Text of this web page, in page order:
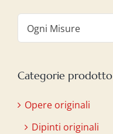
Ogni Misure
Categorie prodotto
Opere originali
Dipinti originali